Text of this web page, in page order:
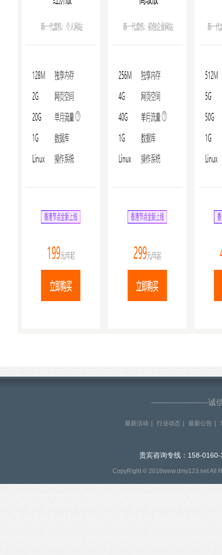
-----------------------诚
最新活动 行业动态 最新公告
贵宾咨询专线：158-
CopyRight © 2018www.dmy123.net